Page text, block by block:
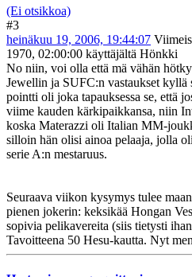
(Ei otsikkoa)
#3
heinäkuu 19, 2006, 19:44:07
1970, 02:00:00 käyttäjältä Hönkki
No niin, voi olla että mä vähän
Jewellin ja SUFC:n vastaukset kyllä
pointti oli joka tapauksessa se, että
viime kauden kärkipaikkansa, niin
koska Materazzi oli Italian MM-
silloin hän olisi ainoa pelaaja, jolla
serie A:n mestaruus.
Seuraava viikon kysymys tulee
pienen jokerin: keksikää Hongan
sopivia pelikavereita (siis tietysti
Tavoitteena 50 Hesu-kautta. Nyt